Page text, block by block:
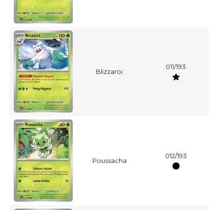
Blizzaroi
011/193
Poussacha
012/193